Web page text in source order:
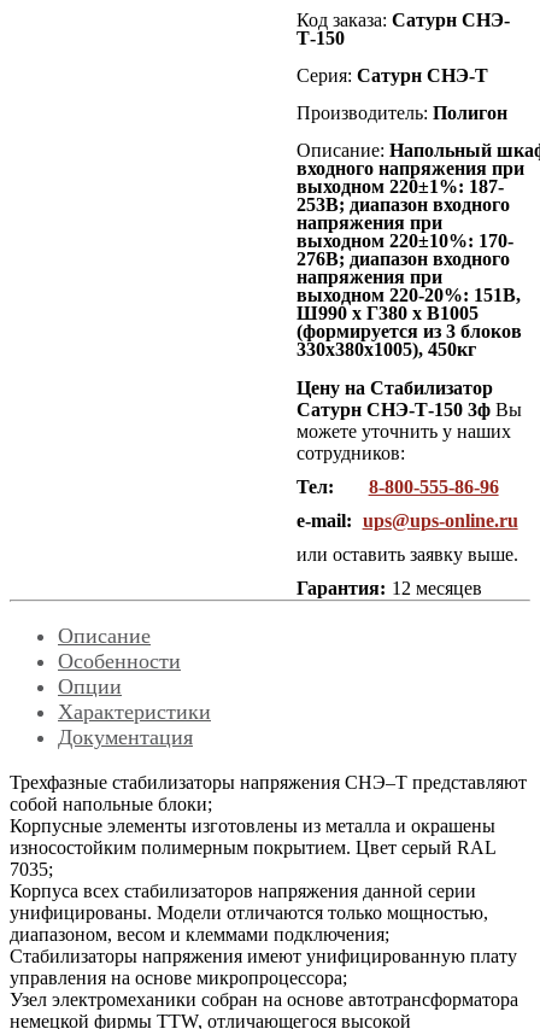
Код заказа: Сатурн СНЭ-
Т-150
Серия: Сатурн СНЭ-Т
Производитель: Полигон
Описание: Напольный
входного напряжения при
выходном 220±1%: 187-
253В; диапазон входного
напряжения при
выходном 220±10%: 170-
276В; диапазон входного
напряжения при
выходном 220-20%: 151В,
Ш990 x Г380 x В1005
(формируется из 3 блоков
330х380х1005), 450кг
Цену на Стабилизатор
Сатурн СНЭ-Т-150 3ф Вы
можете уточнить у наших
сотрудников:
Тел:
8-800-555-86-96
e-mail: ups@ups-online.ru
или оставить заявку выше.
Гарантия: 12 месяцев
Описание
Особенности
Опции
Характеристики
Документация
Трехфазные стабилизаторы напряжения СНЭ–Т представляют
собой напольные блоки;
Корпусные элементы изготовлены из металла и окрашены
износостойким полимерным покрытием. Цвет серый RAL
7035;
Корпуса всех стабилизаторов напряжения данной серии
унифицированы. Модели отличаются только мощностью,
диапазоном, весом и клеммами подключения;
Стабилизаторы напряжения имеют унифицированную плату
управления на основе микропроцессора;
Узел электромеханики собран на основе автотрансформатора
немецкой фирмы TTW, отличающегося высокой